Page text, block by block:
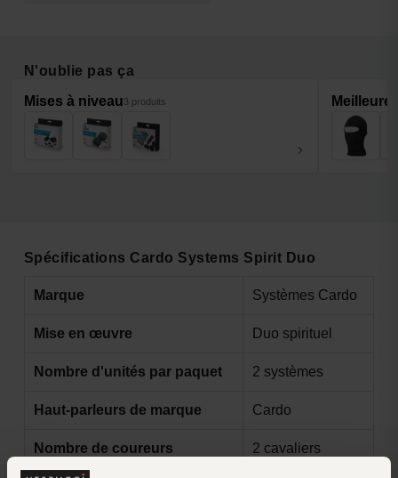
N'oublie pas ça
Mises à niveau3 produits
Spécifications Cardo Systems Spirit Duo
Marque Systèmes Cardo
Mise en œuvre Duo spirituel
Nombre d'unités par paquet 2 systèmes
Haut-parleurs de marque Cardo
Nombre de coureurs 2 cavaliers